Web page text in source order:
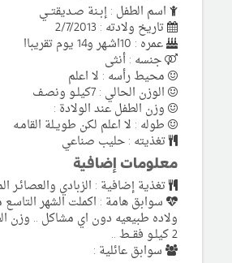
اسم الطفل : إبـنة صـديقتــي
تاريخ ولادته : 2/7/2013
عمره : 10اشـهر و14 يوم تقريباا
جنسه : أنثى
محيط رأسه : لا اعلم
الوزن الحالي : 7كيلـو ونصـف
وزن الطفل عند الولادة :
طوله : لا اعلم لكن طويـلة القامـه
تغذيته : حليب صناعي
معلومات إضافية
تغذية إضافية : الزبادي والعصائـر
سوابق هامة : اكملت الشهر
ولاده طبيعيه دون اي مشاكل .. وزن
2 كيلـو فقــط ..
سوابق عائلية :